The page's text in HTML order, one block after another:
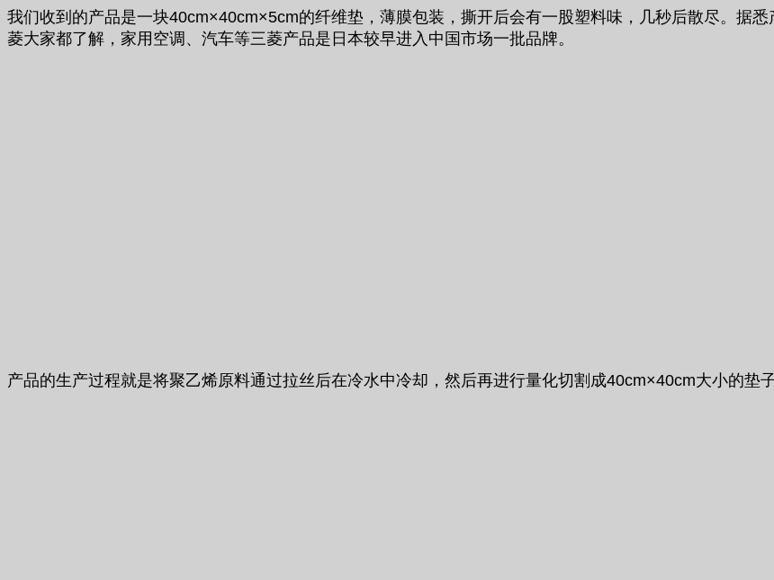
我们收到的产品是一块40cm×40cm×5cm的纤维垫，薄膜包装，撕开后会有一股塑料味，几秒后散尽。据
菱大家都了解，家用空调、汽车等三菱产品是日本较早进入中国市场一批品牌。
产品的生产过程就是将聚乙烯原料通过拉丝后在冷水中冷却，然后再进行量化切割成40cm×40cm大小的垫子